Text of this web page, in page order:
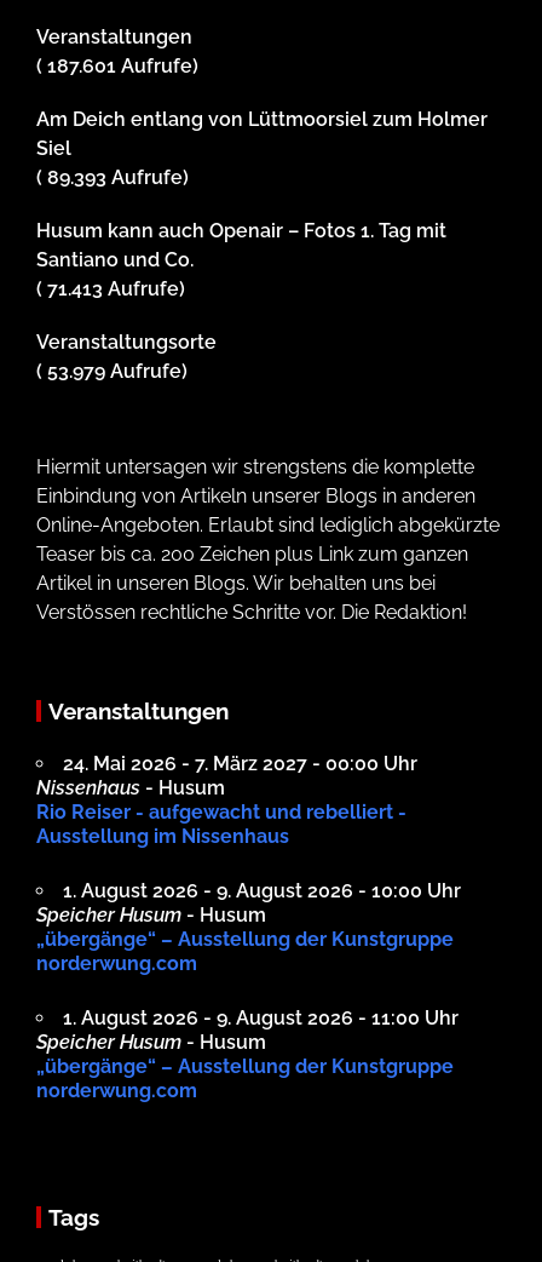
Veranstaltungen
( 187.601 Aufrufe)
Am Deich entlang von Lüttmoorsiel zum Holmer
Siel
( 89.393 Aufrufe)
Husum kann auch Openair – Fotos 1. Tag mit
Santiano und Co.
( 71.413 Aufrufe)
Veranstaltungsorte
( 53.979 Aufrufe)
Hiermit untersagen wir strengstens die komplette
Einbindung von Artikeln unserer Blogs in anderen
Online-Angeboten. Erlaubt sind lediglich abgekürzte
Teaser bis ca. 200 Zeichen plus Link zum ganzen
Artikel in unseren Blogs. Wir behalten uns bei
Verstössen rechtliche Schritte vor. Die Redaktion!
Veranstaltungen
24. Mai 2026 - 7. März 2027 - 00:00 Uhr
Nissenhaus - Husum
Rio Reiser - aufgewacht und rebelliert -
Ausstellung im Nissenhaus
1. August 2026 - 9. August 2026 - 10:00 Uhr
Speicher Husum - Husum
„übergänge“ – Ausstellung der Kunstgruppe
norderwung.com
1. August 2026 - 9. August 2026 - 11:00 Uhr
Speicher Husum - Husum
„übergänge“ – Ausstellung der Kunstgruppe
norderwung.com
Tags